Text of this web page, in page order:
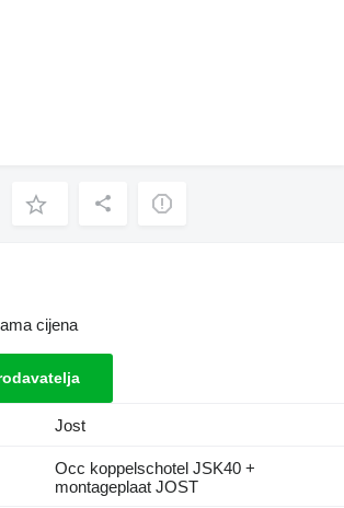
cijena
Jost
Occ koppelschotel JSK40 +
montageplaat JOST